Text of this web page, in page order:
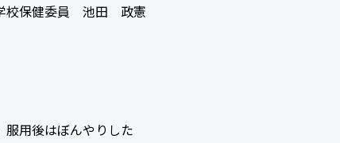
校保健委員 池田 政憲
用後はぼんやりした